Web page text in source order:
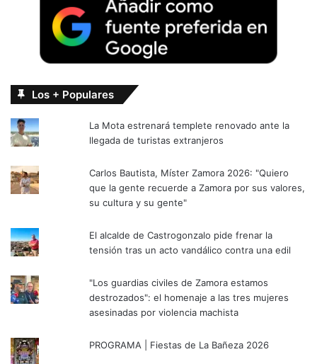
Los + Populares
La Mota estrenará templete renovado ante la
llegada de turistas extranjeros
Carlos Bautista, Míster Zamora 2026: "Quiero
que la gente recuerde a Zamora por sus valores,
su cultura y su gente"
El alcalde de Castrogonzalo pide frenar la
tensión tras un acto vandálico contra una edil
"Los guardias civiles de Zamora estamos
destrozados": el homenaje a las tres mujeres
asesinadas por violencia machista
PROGRAMA | Fiestas de La Bañeza 2026